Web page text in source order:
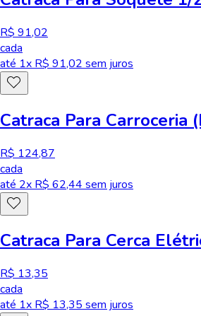
R$ 91,02
cada
até 1x R$ 91,02 sem juros
Catraca Para Carroceria
R$ 124,87
cada
até 2x R$ 62,44 sem juros
Catraca Para Cerca
R$ 13,35
cada
até 1x R$ 13,35 sem juros